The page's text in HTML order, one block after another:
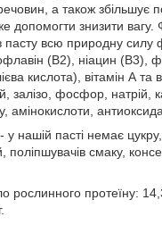
а також збільшує
допомогти знизити вагу.
пасту всю природну силу
(B2), ніацин (B3),
кислота), вітамін А та
залізо, фосфор, натрій,
амінокислоти,
у нашій пасті немає
поліпшувачів смаку,
рослинного протеїну: